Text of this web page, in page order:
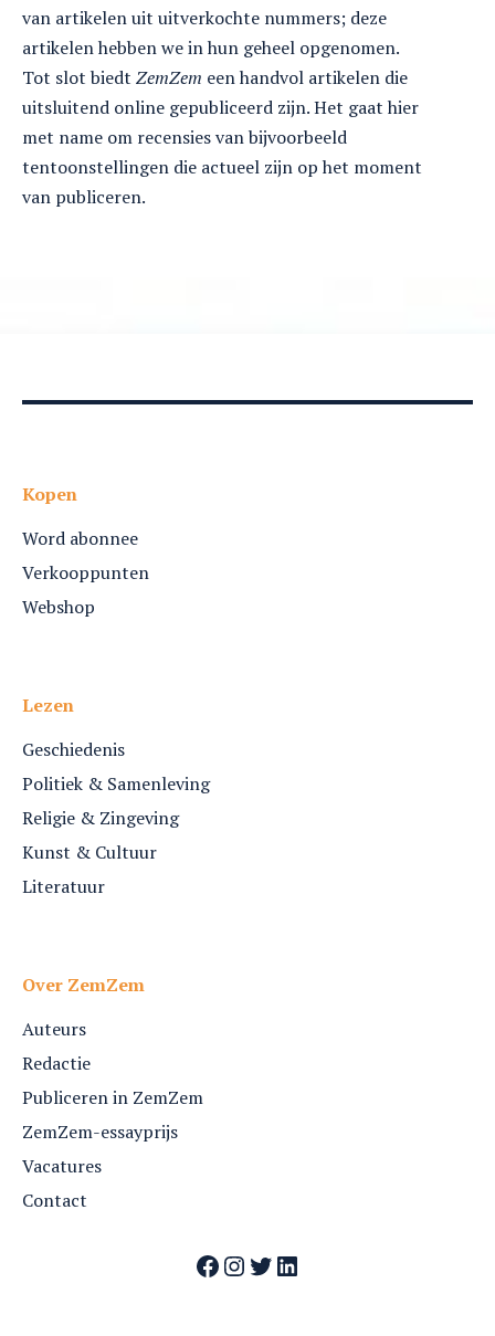
van artikelen uit uitverkochte nummers; deze
artikelen hebben we in hun geheel opgenomen.
Tot slot biedt ZemZem een handvol artikelen die
uitsluitend online gepubliceerd zijn. Het gaat hier
met name om recensies van bijvoorbeeld
tentoonstellingen die actueel zijn op het moment
van publiceren.
Kopen
Word abonnee
Verkooppunten
Webshop
Lezen
Geschiedenis
Politiek & Samenleving
Religie & Zingeving
Kunst & Cultuur
Literatuur
Over ZemZem
Auteurs
Redactie
Publiceren in ZemZem
ZemZem-essayprijs
Vacatures
Contact
Facebook
Instagram
Twitter
LinkedIn